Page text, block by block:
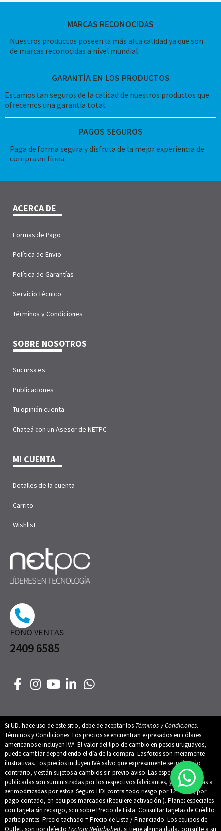
MARCAS RECONOCIDAS
Nuestros productos poseen la más alta calidad ya que son
de marcas reconocidas a nivel mundial
GARANTÍA EN LOS PRODUCTOS
Estamos tan seguros de la calidad de nuestros productos que
ofrecemos una garantía total.
PAGOS SEGUROS
Paga de forma segura y disfruta de la mejor experiencia de
compra en línea.
FONO VENTAS
2409 6585
ACERCA DE
Formas de Pago
Política de Envio
Política de Garantías
Servicio Técnico
Términos y Condiciones
SOBRE NOSOTROS
Sucursales
Publicaciones
Tu opinión cuenta
Chateá con un Asesor de NETPC
MI CUENTA
Detalles de la cuenta
Carrito
Wishlist
Si UD. hace uso de este sitio, debe de aceptar los Términos y Condiciones.
Términos y Condiciones: Los precios se encuentran expresados en dólares
americanos e incluyen IVA. El valor del tipo de cambio en pesos uruguayos,
puede cambiar dependiendo el día de la compra. Las fotos son meramente
ilustrativas. Los precios incluyen IVA salvo que expresamente se indique lo
contrario, y están sujetos a cambios sin previo aviso. Las especificaciones
publicadas son suministradas por los respectivos fabricantes, y están sujetas a
ser modificadas por estos. Seguro HDI contra todo riesgo por 12 meses, por
pago contado, en equipos marcados (Requiere activación.). Planes especiales
con tarjeta sin recargo, son sobre Precio de Lista. Consultar tarjetas de Crédito
participantes. Precio tachado = Precio de Lista / Financiado. Los equipos de
Outlet, son por defecto Factory Refurbished, si tiene alguna duda, consulte a su